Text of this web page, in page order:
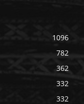
1096
782
362
332
332